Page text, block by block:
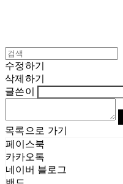
수정하기
삭제하기
글쓴이
목록으로 가기
페이스북
카카오톡
네이버 블로그